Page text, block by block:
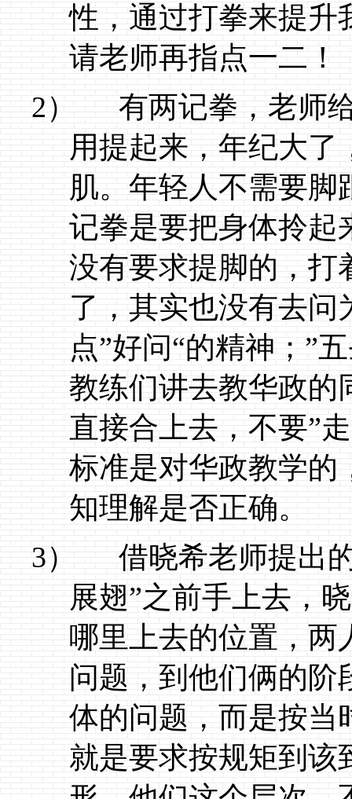
性，通过打拳来提升
请老师再指点一二！
2）
有两记拳，老师
用提起来，年纪大
肌。年轻人不需要
记拳是要把身体拎起
没有要求提脚的，打
了，其实也没有去问
点”好问“的精神；”
教练们讲去教华政的
直接合上去，不要”
标准是对华政教学的
知理解是否正确。
3）
借晓希老师提出
展翅”之前手上去，
哪里上去的位置，两
问题，到他们俩的阶
体的问题，而是按当
就是要求按规矩到该